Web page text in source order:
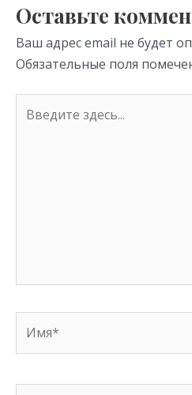
ni
ki
Оставьте
Ваш адрес email не будет
Обязательные поля
здесь...